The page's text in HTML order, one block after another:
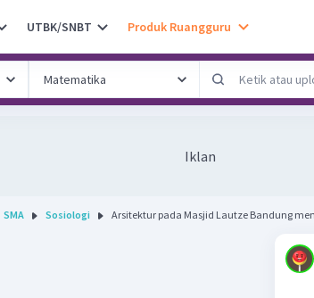
UTBK/SNBT Produk Ruangguru
Iklan
SMA Sosiologi Arsitektur pada Masjid Lautze Bandung